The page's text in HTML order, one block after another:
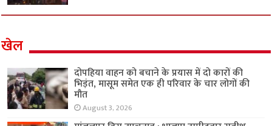
खेल
दोपहिया वाहन को बचाने के प्रयास में दो कारों की
भिड़ंत, मासूम समेत एक ही परिवार के चार लोगों की
मौत
August 3, 2026